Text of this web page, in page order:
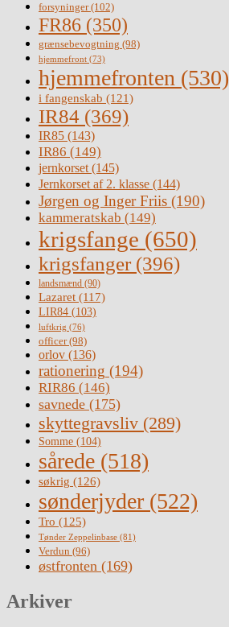
forsyninger(102)
FR86 (350)
grænsebevogtning (98)
hjemmefront (73)
hjemmefronten (530)
i fangenskab (121)
IR84 (369)
IR85 (143)
IR86 (149)
jernkorset(145)
Jernkorset af 2. klasse (144)
Jørgen og Inger Friis (190)
kammeratskab (149)
krigsfange (650)
krigsfanger (396)
landsmænd (90)
Lazaret (117)
LIR84 (103)
luftkrig (76)
officer(98)
orlov (136)
rationering (194)
RIR86 (146)
savnede (175)
skyttegravsliv (289)
Somme (104)
sårede (518)
søkrig (126)
sønderjyder (522)
Tro (125)
Tønder Zeppelinbase (81)
Verdun (96)
østfronten (169)
Arkiver